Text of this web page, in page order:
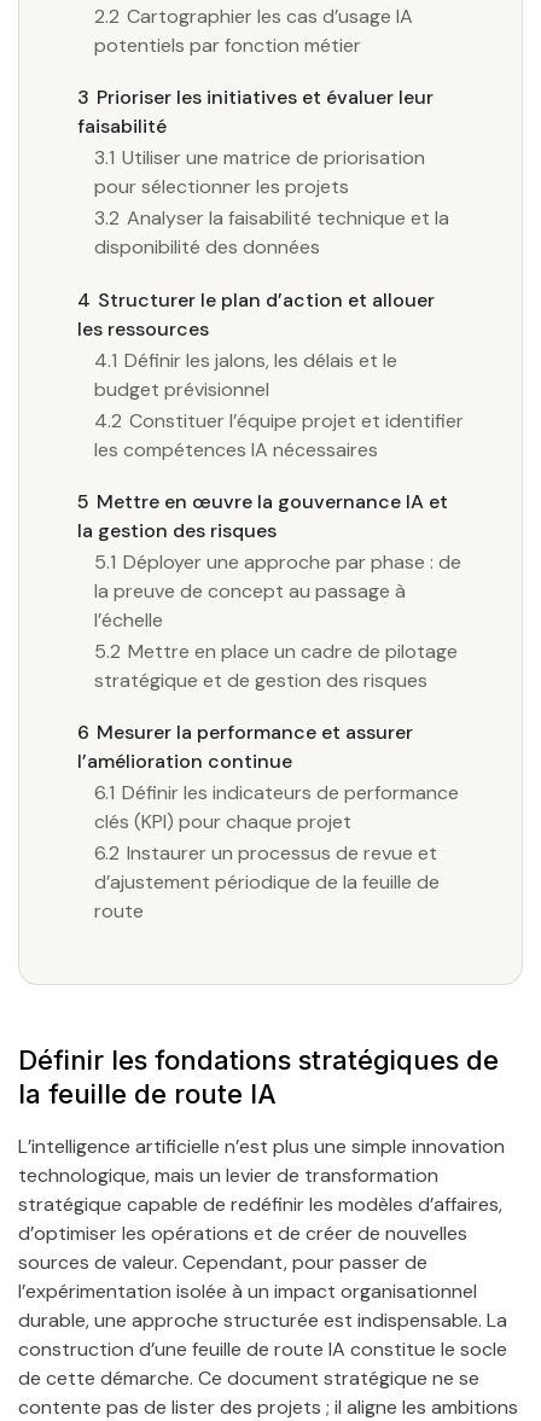
2.2 Cartographier les cas d’usage IA
potentiels par fonction métier
3 Prioriser les initiatives et évaluer leur
faisabilité
3.1 Utiliser une matrice de priorisation
pour sélectionner les projets
3.2 Analyser la faisabilité technique et la
disponibilité des données
4 Structurer le plan d’action et allouer
les ressources
4.1 Définir les jalons, les délais et le
budget prévisionnel
4.2 Constituer l’équipe projet et identifier
les compétences IA nécessaires
5 Mettre en œuvre la gouvernance IA et
la gestion des risques
5.1 Déployer une approche par phase : de
la preuve de concept au passage à
l’échelle
5.2 Mettre en place un cadre de pilotage
stratégique et de gestion des risques
6 Mesurer la performance et assurer
l’amélioration continue
6.1 Définir les indicateurs de performance
clés (KPI) pour chaque projet
6.2 Instaurer un processus de revue et
d’ajustement périodique de la feuille de
route
Définir les fondations stratégiques de
la feuille de route IA
L’intelligence artificielle n’est plus une simple innovation
technologique, mais un levier de transformation
stratégique capable de redéfinir les modèles d’affaires,
d’optimiser les opérations et de créer de nouvelles
sources de valeur. Cependant, pour passer de
l’expérimentation isolée à un impact organisationnel
durable, une approche structurée est indispensable. La
construction d’une feuille de route IA constitue le socle
de cette démarche. Ce document stratégique ne se
contente pas de lister des projets ; il aligne les ambitions